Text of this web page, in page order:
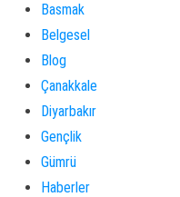
Basmak
Belgesel
Blog
Çanakkale
Diyarbakır
Gençlik
Gümrü
Haberler